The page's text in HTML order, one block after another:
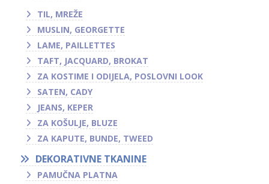
TIL, MREŽE
MUSLIN, GEORGETTE
LAME, PAILLETTES
TAFT, JACQUARD, BROKAT
ZA KOSTIME I ODIJELA, POSLOVNI LOOK
SATEN, CADY
JEANS, KEPER
ZA KOŠULJE, BLUZE
ZA KAPUTE, BUNDE, TWEED
DEKORATIVNE TKANINE
PAMUČNA PLATNA